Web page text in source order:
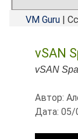
VM Guru |
vSAN
vSAN
Автор:
Дата: 05/